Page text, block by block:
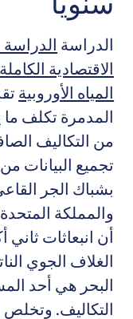
الدراسةالدراسة
الاقتصادية
المياه الأوروبيةتقدر
المدمرة تكلف ما
من التكاليف
بشباك الجر القاعي
والمملكة المتحدة
الغلاف الجوي
البحر هي أحد
التكاليف. وتخلص